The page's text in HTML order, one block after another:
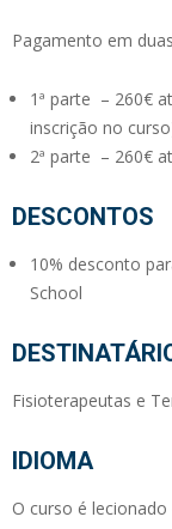
Pagamento em
1ª parte – 260€
inscrição no
2ª parte – 260€
DESCONTOS
10% desconto
School
Fisioterapeutas e
IDIOMA
O curso é lecionado